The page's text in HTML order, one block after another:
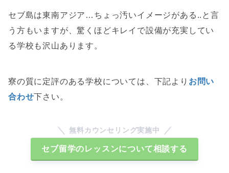
セブ島は東南アジア…ちょっ汚いイメージがある..と言
う方もいますが、驚くほどキレイで設備が充実してい
る学校も沢山あります。
寮の質に定評のある学校については、下記より お問い
合わせ 下さい。
無料カウンセリング実施中
セブ留学のレッスンについて相談する